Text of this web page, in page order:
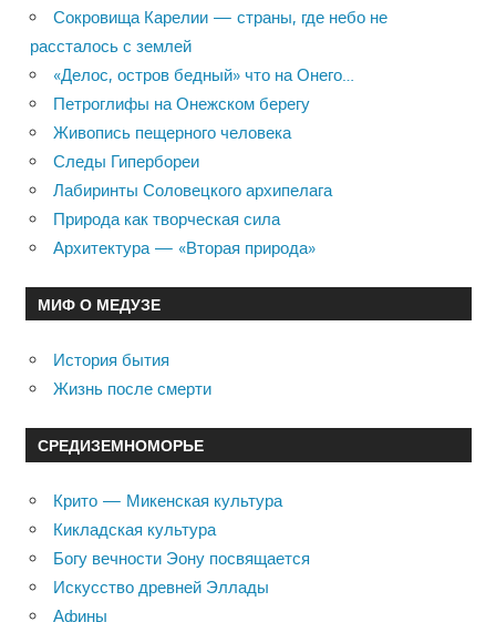
Сокровища Карелии — страны, где небо не
рассталось с землей
«Делос, остров бедный» что на Онего…
Петроглифы на Онежском берегу
Живопись пещерного человека
Следы Гипербореи
Лабиринты Соловецкого архипелага
Природа как творческая сила
Архитектура — «Вторая природа»
МИФ О МЕДУЗЕ
История бытия
Жизнь после смерти
СРЕДИЗЕМНОМОРЬЕ
Крито — Микенская культура
Кикладская культура
Богу вечности Эону посвящается
Искусство древней Эллады
Афины